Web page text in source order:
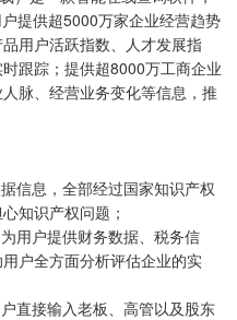
提供超5000万家企业经营趋势
用户活跃指数、人才发展指
跟踪；提供超8000万工商企业
脉、经营业务变化等信息，推
息，全部经过国家知识产权
知识产权问题；
户提供财务数据、税务信
户全方面分析评估企业的实
接输入老板、高管以及股东